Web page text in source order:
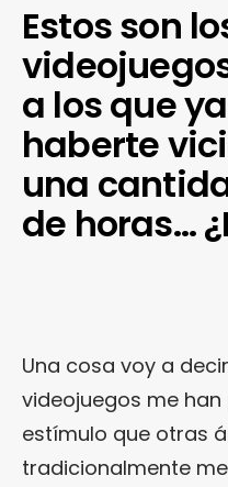
Estos son
a los que
haberte
una
de horas…
Una cosa voy a
videojuegos me
estímulo que otras
tradicionalmente